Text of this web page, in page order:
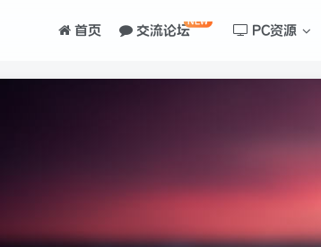
首页 交流论坛
NEW
PC资源